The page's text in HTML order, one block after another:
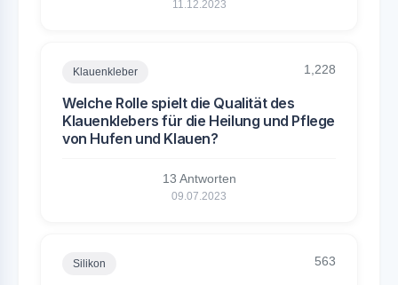
11.12.2023
Klauenkleber 1,228
Welche Rolle spielt die Qualität des
Klauenklebers für die Heilung und Pflege
von Hufen und Klauen?
13 Antworten
09.07.2023
Silikon 563